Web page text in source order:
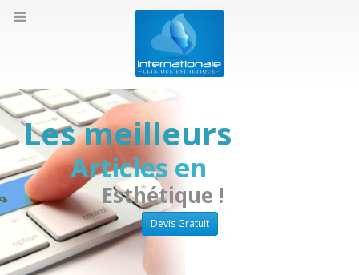
Les meilleurs
Articles en
Esthétique !
Devis Gratuit